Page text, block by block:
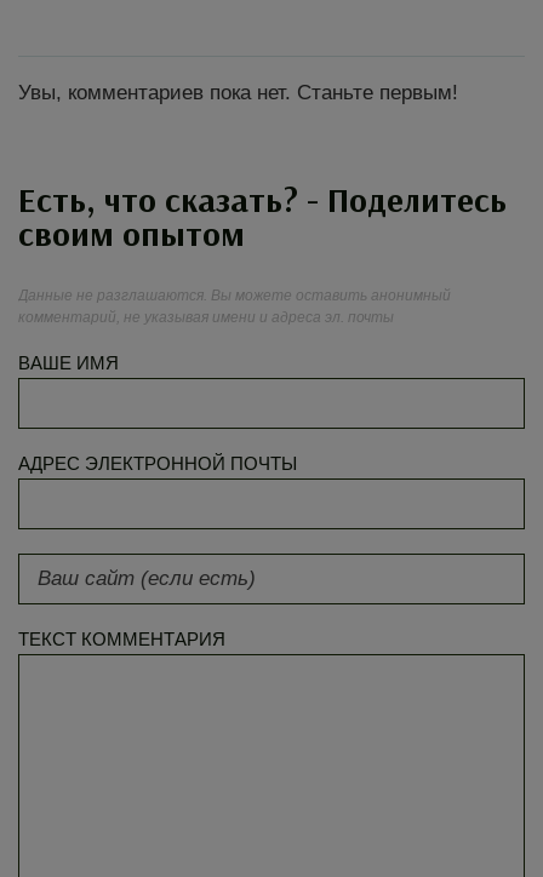
Увы, комментариев пока нет. Станьте первым!
Есть, что сказать? - Поделитесь
своим опытом
Данные не разглашаются. Вы можете оставить анонимный
комментарий, не указывая имени и адреса эл. почты
ВАШЕ ИМЯ
АДРЕС ЭЛЕКТРОННОЙ ПОЧТЫ
ТЕКСТ КОММЕНТАРИЯ